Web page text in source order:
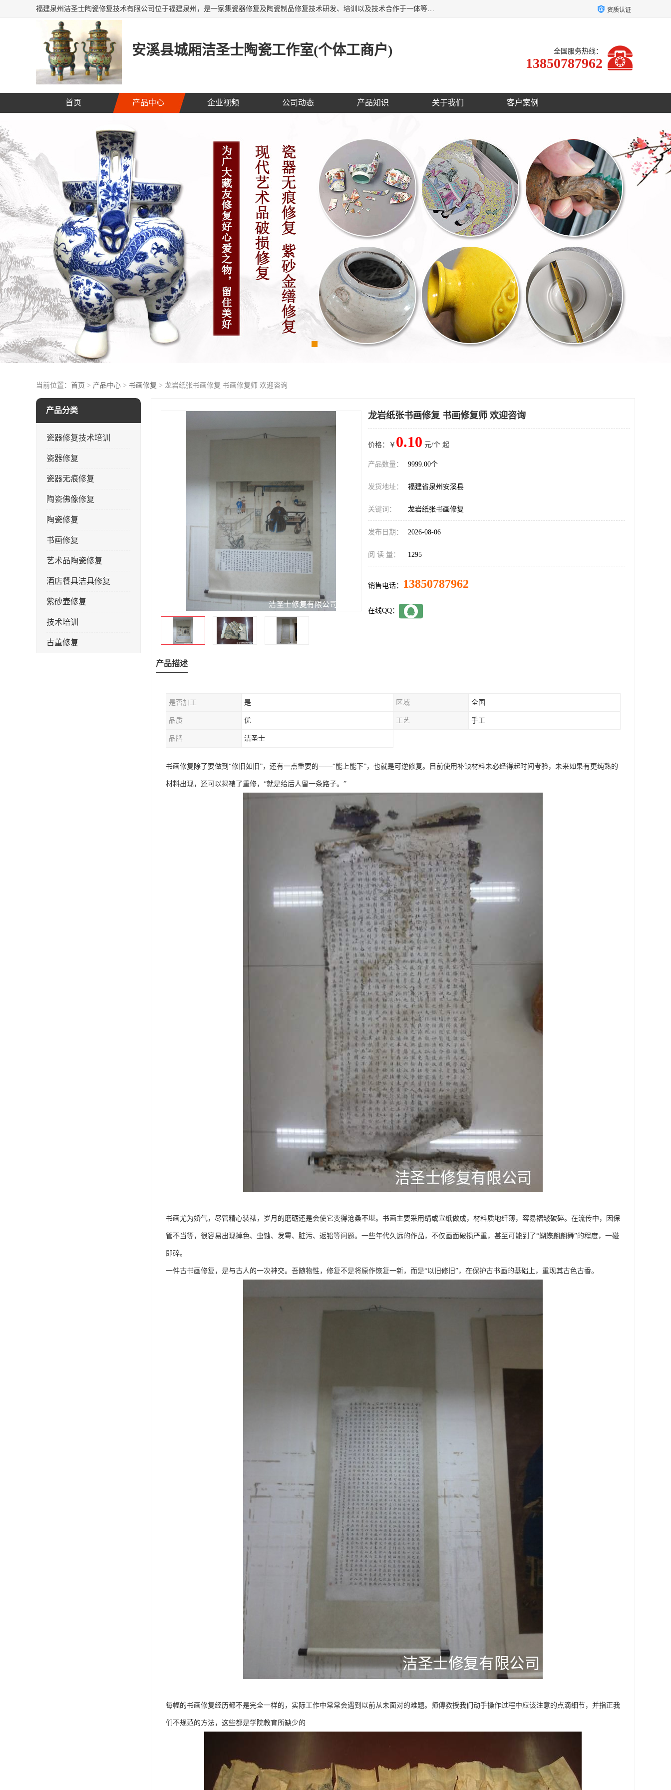
福建泉州洁圣士陶瓷修复技术有限公司位于福建泉州，是一家集瓷器修复及陶瓷制品修复技术研发、培训以及技术合作于一体等专业修复机构，公司主营：瓷器修复，陶瓷修复，瓷器无痕修复，陶瓷佛像修复，瓷器修复技术培训等。 洁圣士以全新的技术修复各种：古陶瓷、花瓶、餐具、工艺品、卫浴、颜色不一的金边、银边、花边，修复后基本无痕迹，修补成本低。丰富的经验为客户提供实用、优质服务！ 资质认证
安溪县城厢洁圣士陶瓷工作室(个体工商户) 全国服务热线：
13850787962
首页 产品中心 企业视频 公司动态 产品知识 关于我们 客户案例
当前位置： 首页 > 产品中心 > 书画修复 > 龙岩纸张书画修复 书画修复师 欢迎咨询
产品分类
瓷器修复技术培训
瓷器修复
瓷器无痕修复
陶瓷佛像修复
陶瓷修复
书画修复
艺术品陶瓷修复
酒店餐具洁具修复
紫砂壶修复
技术培训
古董修复
龙岩纸张书画修复 书画修复师 欢迎咨询
价格：￥ 0.10 元/个 起
产品数量： 9999.00个
发货地址： 福建省泉州安溪县
关键词： 龙岩纸张书画修复
发布日期： 2026-08-06
阅 读 量： 1295
销售电话： 13850787962
在线QQ：
产品描述
是否加工 是 区域 全国
品质 优 工艺 手工
品牌 洁圣士
书画修复除了要做到“修旧如旧”，还有一点重要的——“能上能下”，也就是可逆修复。目前使用补缺材料未必经得起时间考验，未来如果有更纯熟的
材料出现，还可以揭裱了重修，“就是给后人留一条路子。”
书画尤为娇气，尽管精心装裱，岁月的磨砺还是会使它变得沧桑不堪。书画主要采用绢或宣纸做成，材料质地纤薄，容易褶皱破碎。在流传中，因保
管不当等，很容易出现掉色、虫蚀、发霉、脏污、返铅等问题。一些年代久远的作品，不仅画面破损严重，甚至可能到了“蝴蝶翩翩舞”的程度，一碰
即碎。
一件古书画修复，是与古人的一次神交。吾随物性，修复不是将原作恢复一新，而是“以旧修旧”，在保护古书画的基础上，重现其古色古香。
每幅的书画修复经历都不是完全一样的，实际工作中常常会遇到以前从未面对的难题。师傅教授我们动手操作过程中应该注意的点滴细节，并指正我
们不规范的方法，这些都是学院教育所缺少的